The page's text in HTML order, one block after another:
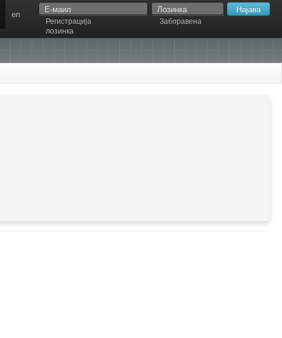
Регистрација
Заборавена
лозинка
en